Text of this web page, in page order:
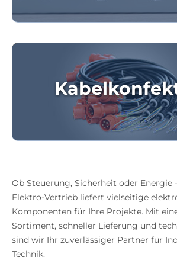
Ob Steuerung, Sicherheit oder Energie
Elektro-Vertrieb liefert vielseitige
Komponenten für Ihre Projekte. Mit
Sortiment, schneller Lieferung und
sind wir Ihr zuverlässiger Partner für
Technik.